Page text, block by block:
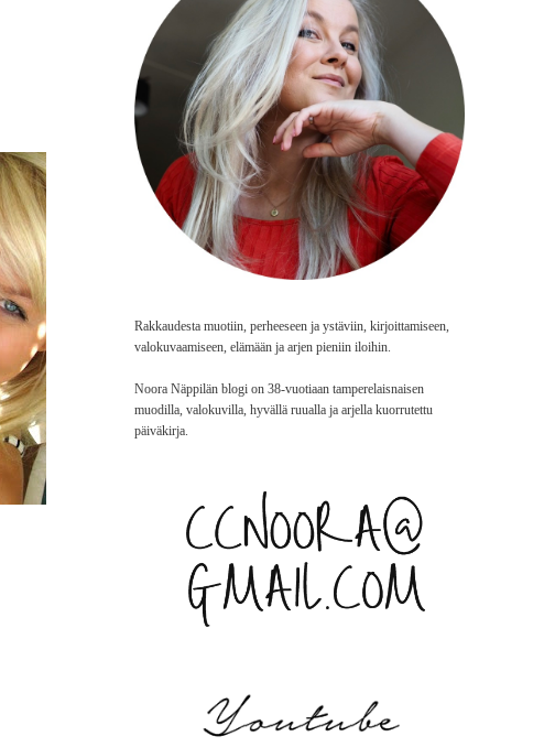
Rakkaudesta muotiin, perheeseen ja ystäviin, kirjoittamiseen,
valokuvaamiseen, elämään ja arjen pieniin iloihin.
Noora Näppilän blogi on 38-vuotiaan tamperelaisnaisen
muodilla, valokuvilla, hyvällä ruualla ja arjella kuorrutettu
päiväkirja.